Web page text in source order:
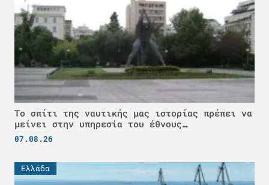
Το σπίτι της ναυτικής μας ιστορίας πρέπει να
μείνει στην υπηρεσία του έθνους…
07.08.26
Ελλάδα